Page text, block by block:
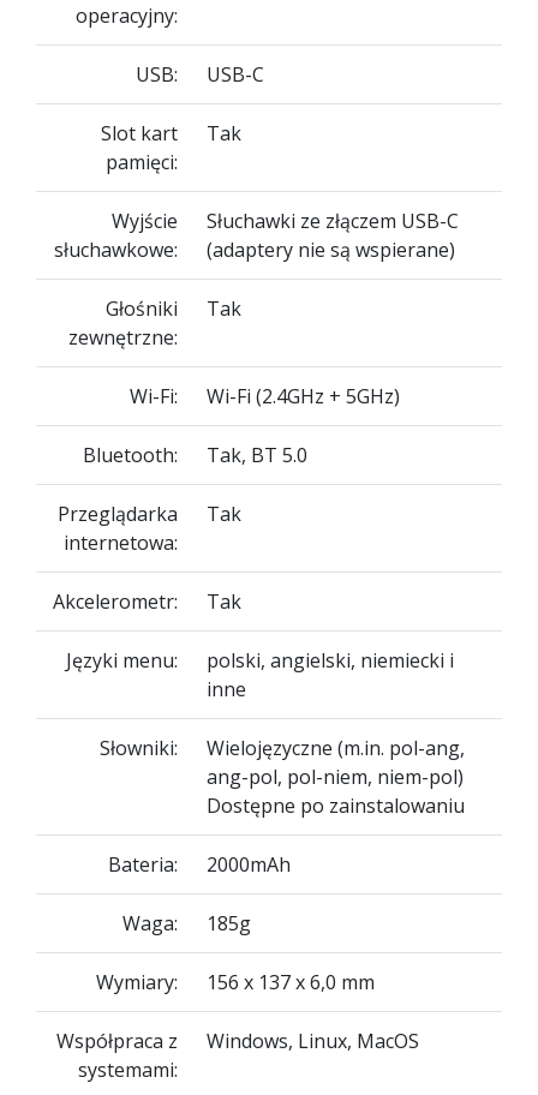
operacyjny:
USB: USB-C
Slot kart
pamięci:
Tak
Wyjście
słuchawkowe:
Słuchawki ze złączem USB-C
(adaptery nie są wspierane)
Głośniki
zewnętrzne:
Tak
Wi-Fi: Wi-Fi (2.4GHz + 5GHz)
Bluetooth: Tak, BT 5.0
Przeglądarka
internetowa:
Tak
Akcelerometr: Tak
Języki menu:
polski, angielski, niemiecki i
inne
Słowniki:
Wielojęzyczne (m.in. pol-ang,
ang-pol, pol-niem, niem-pol)
Dostępne po zainstalowaniu
Bateria: 2000mAh
Waga: 185g
Wymiary: 156 x 137 x 6,0 mm
Współpraca z
systemami:
Windows, Linux, MacOS